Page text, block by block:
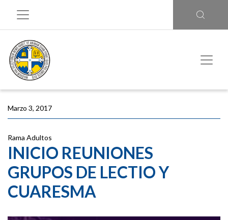
Marzo 3, 2017
Rama Adultos
INICIO REUNIONES
GRUPOS DE LECTIO Y
CUARESMA